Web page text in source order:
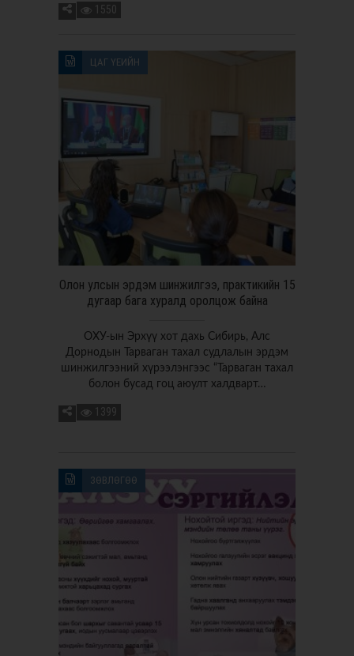
1550
ЦАГ ҮЕИЙН
Олон улсын эрдэм шинжилгээ, практикийн 15
дугаар бага хуралд оролцож байна
ОХУ-ын Эрхүү хот дахь Сибирь, Алс
Дорнодын Тарваган тахал судлалын эрдэм
шинжилгээний хүрээлэнгээс “Тарваган тахал
болон бусад гоц аюулт халдварт…
1399
ЗӨВЛӨГӨӨ